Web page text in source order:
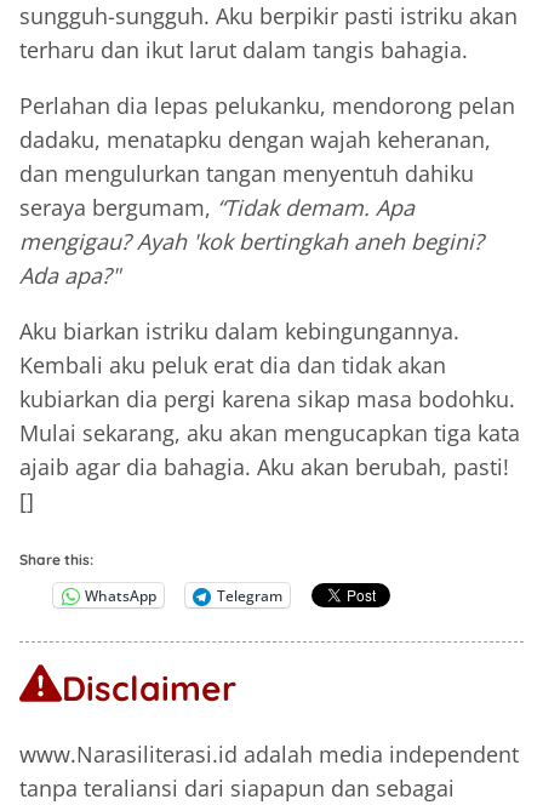
sungguh-sungguh. Aku berpikir pasti istriku akan
terharu dan ikut larut dalam tangis bahagia.
Perlahan dia lepas pelukanku, mendorong pelan
dadaku, menatapku dengan wajah keheranan,
dan mengulurkan tangan menyentuh dahiku
seraya bergumam, “Tidak demam. Apa
mengigau? Ayah 'kok bertingkah aneh begini?
Ada apa?"
Aku biarkan istriku dalam kebingungannya.
Kembali aku peluk erat dia dan tidak akan
kubiarkan dia pergi karena sikap masa bodohku.
Mulai sekarang, aku akan mengucapkan tiga kata
ajaib agar dia bahagia. Aku akan berubah, pasti!
[]
Share this:
WhatsApp Telegram
Disclaimer
www.Narasiliterasi.id adalah media independent
tanpa teraliansi dari siapapun dan sebagai